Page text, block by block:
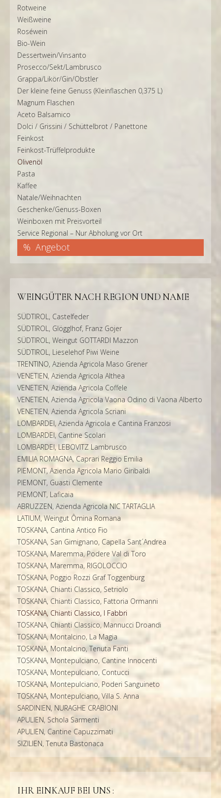
Rotweine
Weißweine
Roséwein
Bio-Wein
Dessertwein/Vinsanto
Prosecco/Sekt/Lambrusco
Grappa/Likör/Gin/Obstler
Der kleine feine Genuss (Kleinflaschen 0,375 L)
Magnum Flaschen
Aceto Balsamico
Dolci / Grissini / Schüttelbrot / Panettone
Feinkost
Feinkost-Trüffelprodukte
Olivenöl
Pasta
Kaffee
Natale/Weihnachten
Geschenke/Genuss-Boxen
Weinboxen mit Preisvorteil
Service Regional – Nur Abholung vor Ort
Angebot
WEINGÜTER NACH REGION UND NAME
SÜDTIROL, Castelfeder
SÜDTIROL, Glögglhof, Franz Gojer
SÜDTIROL, Weingut GOTTARDI Mazzon
SÜDTIROL, Lieselehof Piwi Weine
TRENTINO, Azienda Agricola Maso Grener
VENETIEN, Azienda Agricola Althea
VENETIEN, Azienda Agricola Coffele
VENETIEN, Azienda Agricola Vaona Odino di Vaona Alberto
VENETIEN, Azienda Agricola Scriani
LOMBARDEI, Azienda Agricola e Cantina Franzosi
LOMBARDEI, Cantine Scolari
LOMBARDEI, LEBOVITZ Lambrusco
EMILIA ROMAGNA, Caprari Reggio Emilia
PIEMONT, Azienda Agricola Mario Giribaldi
PIEMONT, Guasti Clemente
PIEMONT, Laficaia
ABRUZZEN, Azienda Agricola NIC TARTAGLIA
LATIUM, Weingut Ômina Romana
TOSKANA, Cantina Antico Fio
TOSKANA, San Gimignano, Capella Sant´Andrea
TOSKANA, Maremma, Podere Val di Toro
TOSKANA, Maremma, RIGOLOCCIO
TOSKANA, Poggio Rozzi Graf Toggenburg
TOSKANA, Chianti Classico, Setriolo
TOSKANA, Chianti Classico, Fattoria Ormanni
TOSKANA, Chianti Classico, I Fabbri
TOSKANA, Chianti Classico, Mannucci Droandi
TOSKANA, Montalcino, La Magia
TOSKANA, Montalcino, Tenuta Fanti
TOSKANA, Montepulciano, Cantine Innocenti
TOSKANA, Montepulciano, Contucci
TOSKANA, Montepulciano, Poderi Sanguineto
TOSKANA, Montepulciano, Villa S. Anna
SARDINIEN, NURAGHE CRABIONI
APULIEN, Schola Sarmenti
APULIEN, Cantine Capuzzimati
SIZILIEN, Tenuta Bastonaca
IHR EINKAUF BEI UNS :